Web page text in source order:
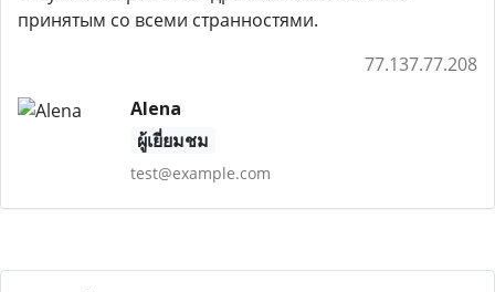
принятым со всеми странностями.
77.137.77.208
Alena
ผู้เยี่ยมชม
test@example.com